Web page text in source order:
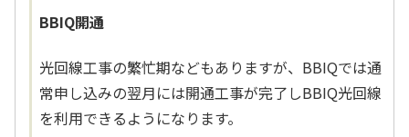
BBIQ開通
光回線工事の繁忙期などもありますが、BBIQでは通
常申し込みの翌月には開通工事が完了しBBIQ光回線
を利用できるようになります。